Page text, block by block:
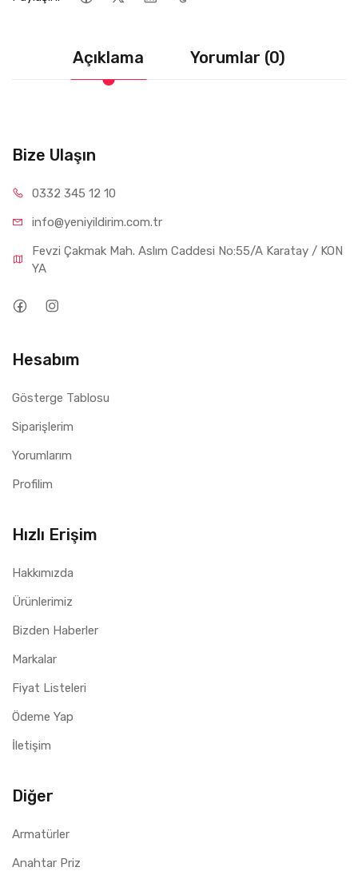
Açıklama Yorumlar (0)
Bize Ulaşın
0332 345 12 10
info@yeniyildirim.com.tr
Fevzi Çakmak Mah. Aslım Caddesi No:55/A Karatay / KON
YA
Hesabım
Gösterge Tablosu
Siparişlerim
Yorumlarım
Profilim
Hızlı Erişim
Hakkımızda
Ürünlerimiz
Bizden Haberler
Markalar
Fiyat Listeleri
Ödeme Yap
İletişim
Diğer
Armatürler
Anahtar Priz